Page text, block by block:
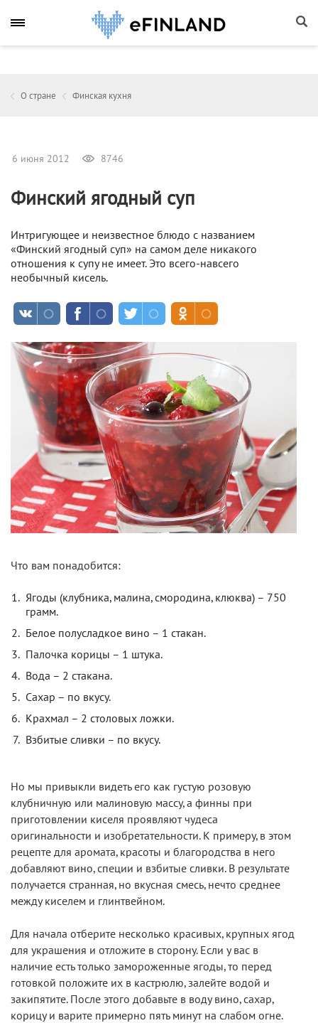
О стране Финская кухня
6 июня 2012 8746
Финский ягодный суп
Интригующее и неизвестное блюдо с названием
«Финский ягодный суп» на самом деле никакого
отношения к супу не имеет. Это всего-навсего
необычный кисель.
Что вам понадобится:
Ягоды (клубника, малина, смородина, клюква) – 750
грамм.
Белое полусладкое вино – 1 стакан.
Палочка корицы – 1 штука.
Вода – 2 стакана.
Сахар – по вкусу.
Крахмал – 2 столовых ложки.
Взбитые сливки – по вкусу.
Но мы привыкли видеть его как густую розовую
клубничную или малиновую массу, а финны при
приготовлении киселя проявляют чудеса
оригинальности и изобретательности. К примеру, в этом
рецепте для аромата, красоты и благородства в него
добавляют вино, специи и взбитые сливки. В результате
получается странная, но вкусная смесь, нечто среднее
между киселем и глинтвейном.
Для начала отберите несколько красивых, крупных ягод
для украшения и отложите в сторону. Если у вас в
наличие есть только замороженные ягоды, то перед
готовкой положите их в кастрюлю, залейте водой и
закипятите. После этого добавьте в воду вино, сахар,
корицу и варите примерно пять минут на слабом огне.